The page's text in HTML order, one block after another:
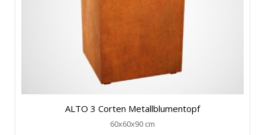
ALTO 3 Corten Metallblumentopf
60x60x90 cm